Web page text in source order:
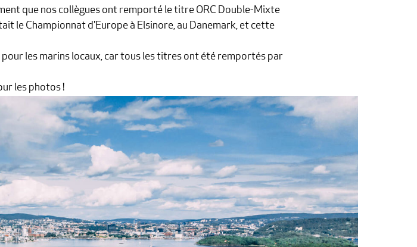
que nos collègues ont remporté le titre ORC Double-Mixte
le Championnat d'Europe à Elsinore, au Danemark, et cette
les marins locaux, car tous les titres ont été remportés par
les photos !